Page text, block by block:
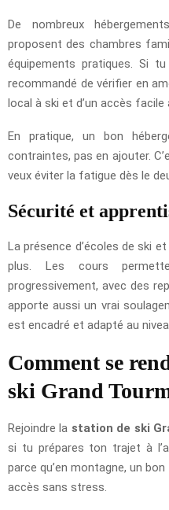
De nombreux
proposent des chambres
équipements pratiques. Si
recommandé de vérifier en
local à ski et d’un accès
En pratique, un bon
contraintes, pas en ajouter.
veux éviter la fatigue dès le
Sécurité et
La présence d’écoles de ski
plus. Les cours
progressivement, avec des
apporte aussi un vrai
est encadré et adapté au
Comment se
ski Grand
Rejoindre la station de ski
si tu prépares ton trajet à
parce qu’en montagne, un
accès sans stress.